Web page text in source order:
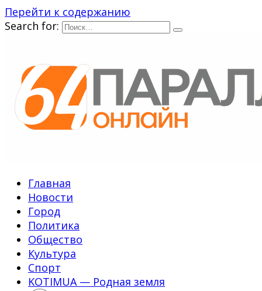
Перейти к содержанию
Search for:
Главная
Новости
Город
Политика
Общество
Культура
Спорт
KOTIMUA — Родная земля